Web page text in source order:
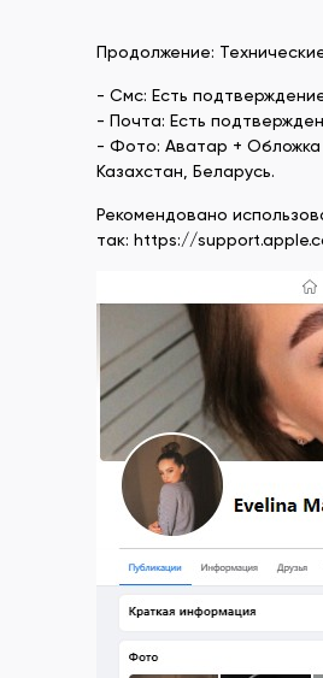
Продолжение:
- Смс: Есть
- Почта: Есть
- Фото: Аватар + Обложка
Казахстан, Беларусь.
Рекомендовано
так: https://